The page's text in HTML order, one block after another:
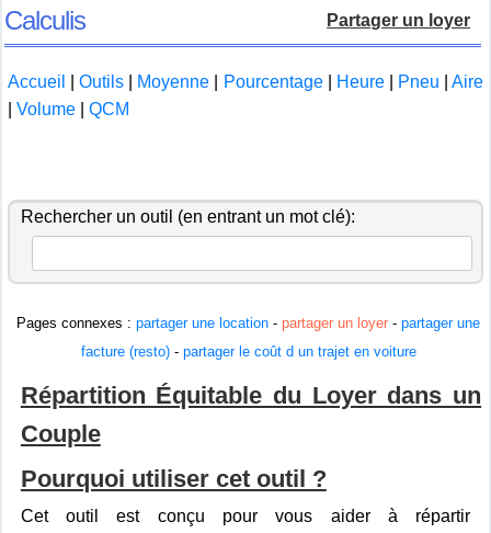
Calculis Partager un loyer
Accueil Outils Moyenne Pourcentage Heure Pneu
Aire
Volume QCM
Rechercher un outil (en entrant un mot clé):
Pages connexes :partager une location -partager un loyer -partager une
facture (resto)- partager le coût d un trajet en voiture
Répartition Équitable du Loyer dans un
Couple
Pourquoi utiliser cet outil ?
Cet outil est conçu pour vous aider à répartir